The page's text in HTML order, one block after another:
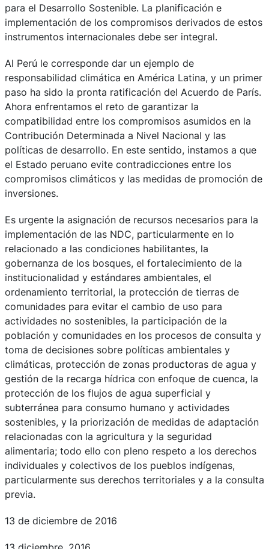
para el Desarrollo Sostenible. La planificación e
implementación de los compromisos derivados de estos
instrumentos internacionales debe ser integral.
Al Perú le corresponde dar un ejemplo de
responsabilidad climática en América Latina, y un primer
paso ha sido la pronta ratificación del Acuerdo de París.
Ahora enfrentamos el reto de garantizar la
compatibilidad entre los compromisos asumidos en la
Contribución Determinada a Nivel Nacional y las
políticas de desarrollo. En este sentido, instamos a que
el Estado peruano evite contradicciones entre los
compromisos climáticos y las medidas de promoción de
inversiones.
Es urgente la asignación de recursos necesarios para la
implementación de las NDC, particularmente en lo
relacionado a las condiciones habilitantes, la
gobernanza de los bosques, el fortalecimiento de la
institucionalidad y estándares ambientales, el
ordenamiento territorial, la protección de tierras de
comunidades para evitar el cambio de uso para
actividades no sostenibles, la participación de la
población y comunidades en los procesos de consulta y
toma de decisiones sobre políticas ambientales y
climáticas, protección de zonas productoras de agua y
gestión de la recarga hídrica con enfoque de cuenca, la
protección de los flujos de agua superficial y
subterránea para consumo humano y actividades
sostenibles, y la priorización de medidas de adaptación
relacionadas con la agricultura y la seguridad
alimentaria; todo ello con pleno respeto a los derechos
individuales y colectivos de los pueblos indígenas,
particularmente sus derechos territoriales y a la consulta
previa.
13 de diciembre de 2016